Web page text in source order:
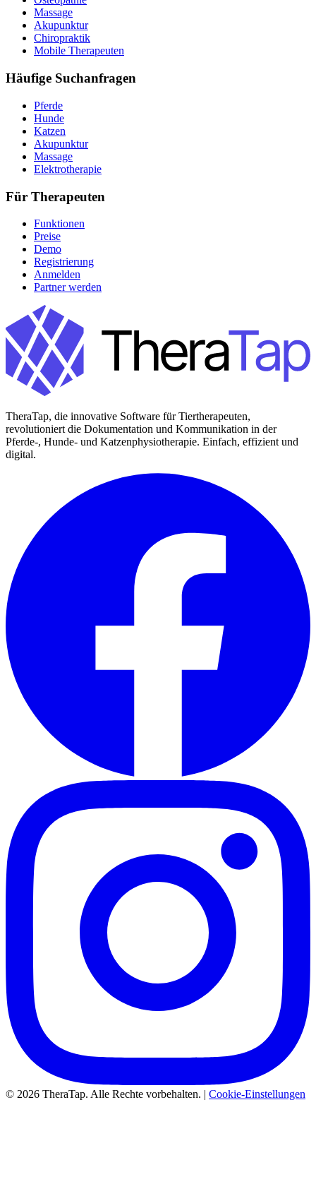
Massage
Akupunktur
Chiropraktik
Mobile Therapeuten
Häufige Suchanfragen
Pferde
Hunde
Katzen
Akupunktur
Massage
Elektrotherapie
Für Therapeuten
Funktionen
Preise
Demo
Registrierung
Anmelden
Partner werden
TheraTap, die innovative Software für Tiertherapeuten,
revolutioniert die Dokumentation und Kommunikation in der
Pferde-, Hunde- und Katzenphysiotherapie. Einfach, effizient und
digital.
© 2026 TheraTap. Alle Rechte vorbehalten. | Cookie-Einstellungen